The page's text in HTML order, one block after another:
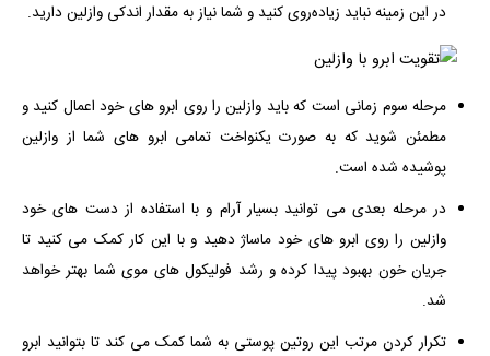
در این زمینه نباید زیاده‌روی کنید و شما نیاز به مقدار اندکی وازلین دارید.
مرحله سوم زمانی است که باید وازلین را روی ابرو های خود اعمال کنید و
مطمئن شوید که به صورت یکنواخت تمامی ابرو های شما از وازلین
پوشیده شده است.
در مرحله بعدی می توانید بسیار آرام و با استفاده از دست های خود
وازلین را روی ابرو های خود ماساژ دهید و با این کار کمک می کنید تا
جریان خون بهبود پیدا کرده و رشد فولیکول های موی شما بهتر خواهد
شد.
تکرار کردن مرتب این روتین پوستی به شما کمک می کند تا بتوانید ابرو